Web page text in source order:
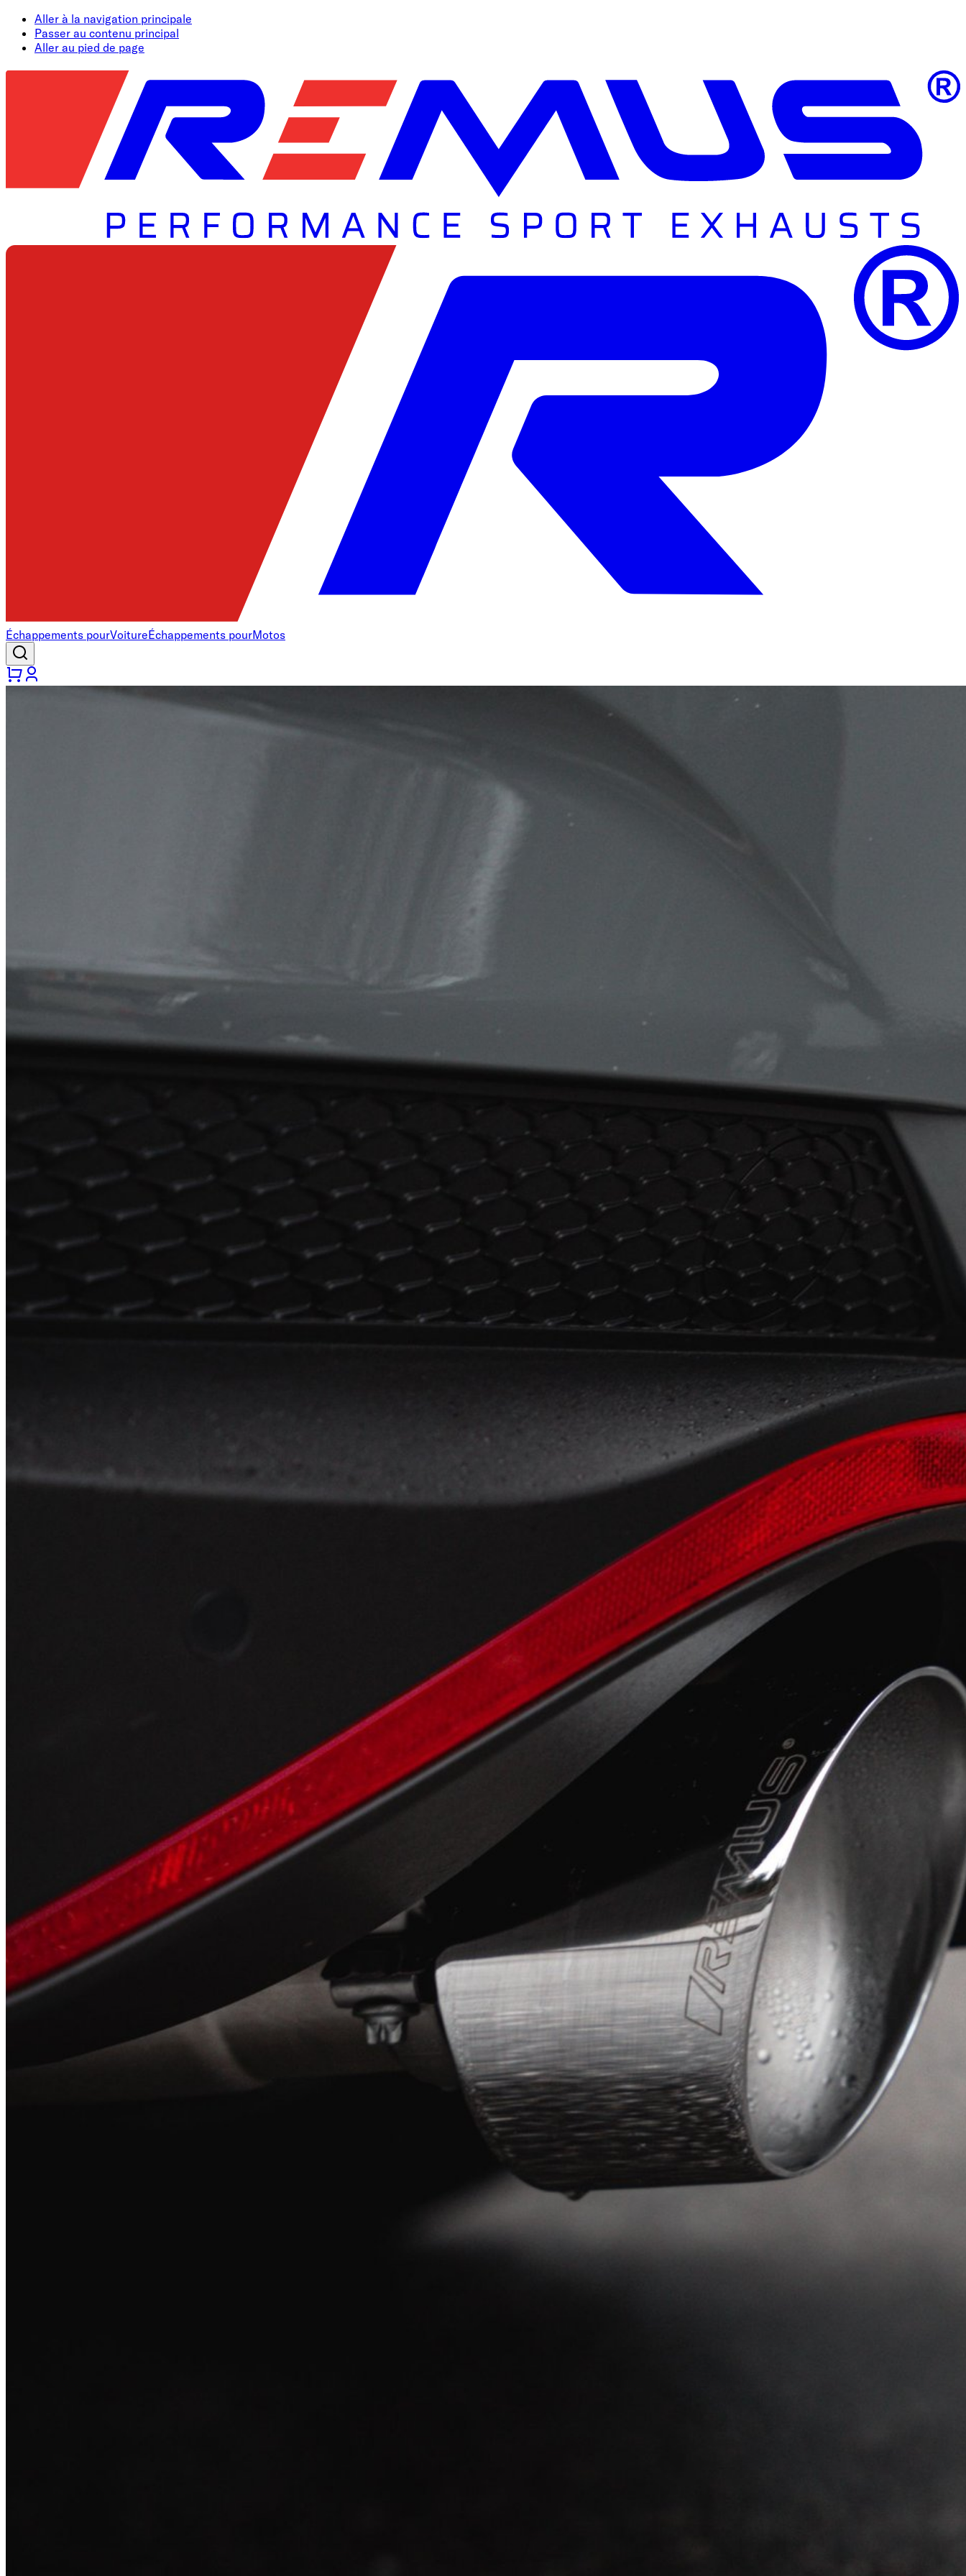
Aller à la navigation principale
Passer au contenu principal
Aller au pied de page
Échappements pourVoitureÉchappements pourMotos